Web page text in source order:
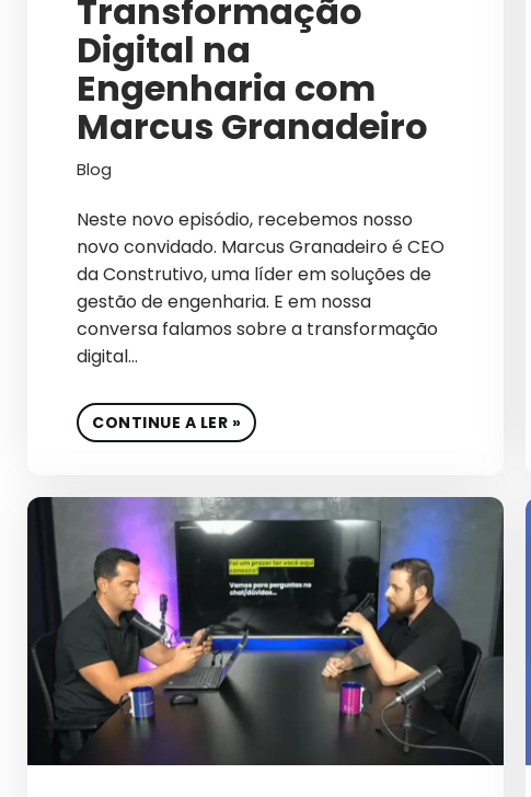
Transformação
Digital na
Engenharia com
Marcus Granadeiro
Blog
Neste novo episódio, recebemos nosso
novo convidado. Marcus Granadeiro é CEO
da Construtivo, uma líder em soluções de
gestão de engenharia. E em nossa
conversa falamos sobre a transformação
digital…
CONTINUE A LER »